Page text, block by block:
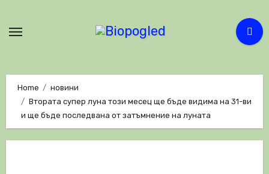
Home
новини
Втората супер луна този месец ще бъде видима на 31-ви
и ще бъде последвана от затъмнение на луната